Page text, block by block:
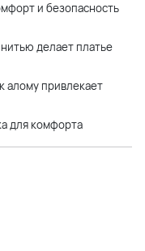
и безопасность
делает платье
алому привлекает
для комфорта